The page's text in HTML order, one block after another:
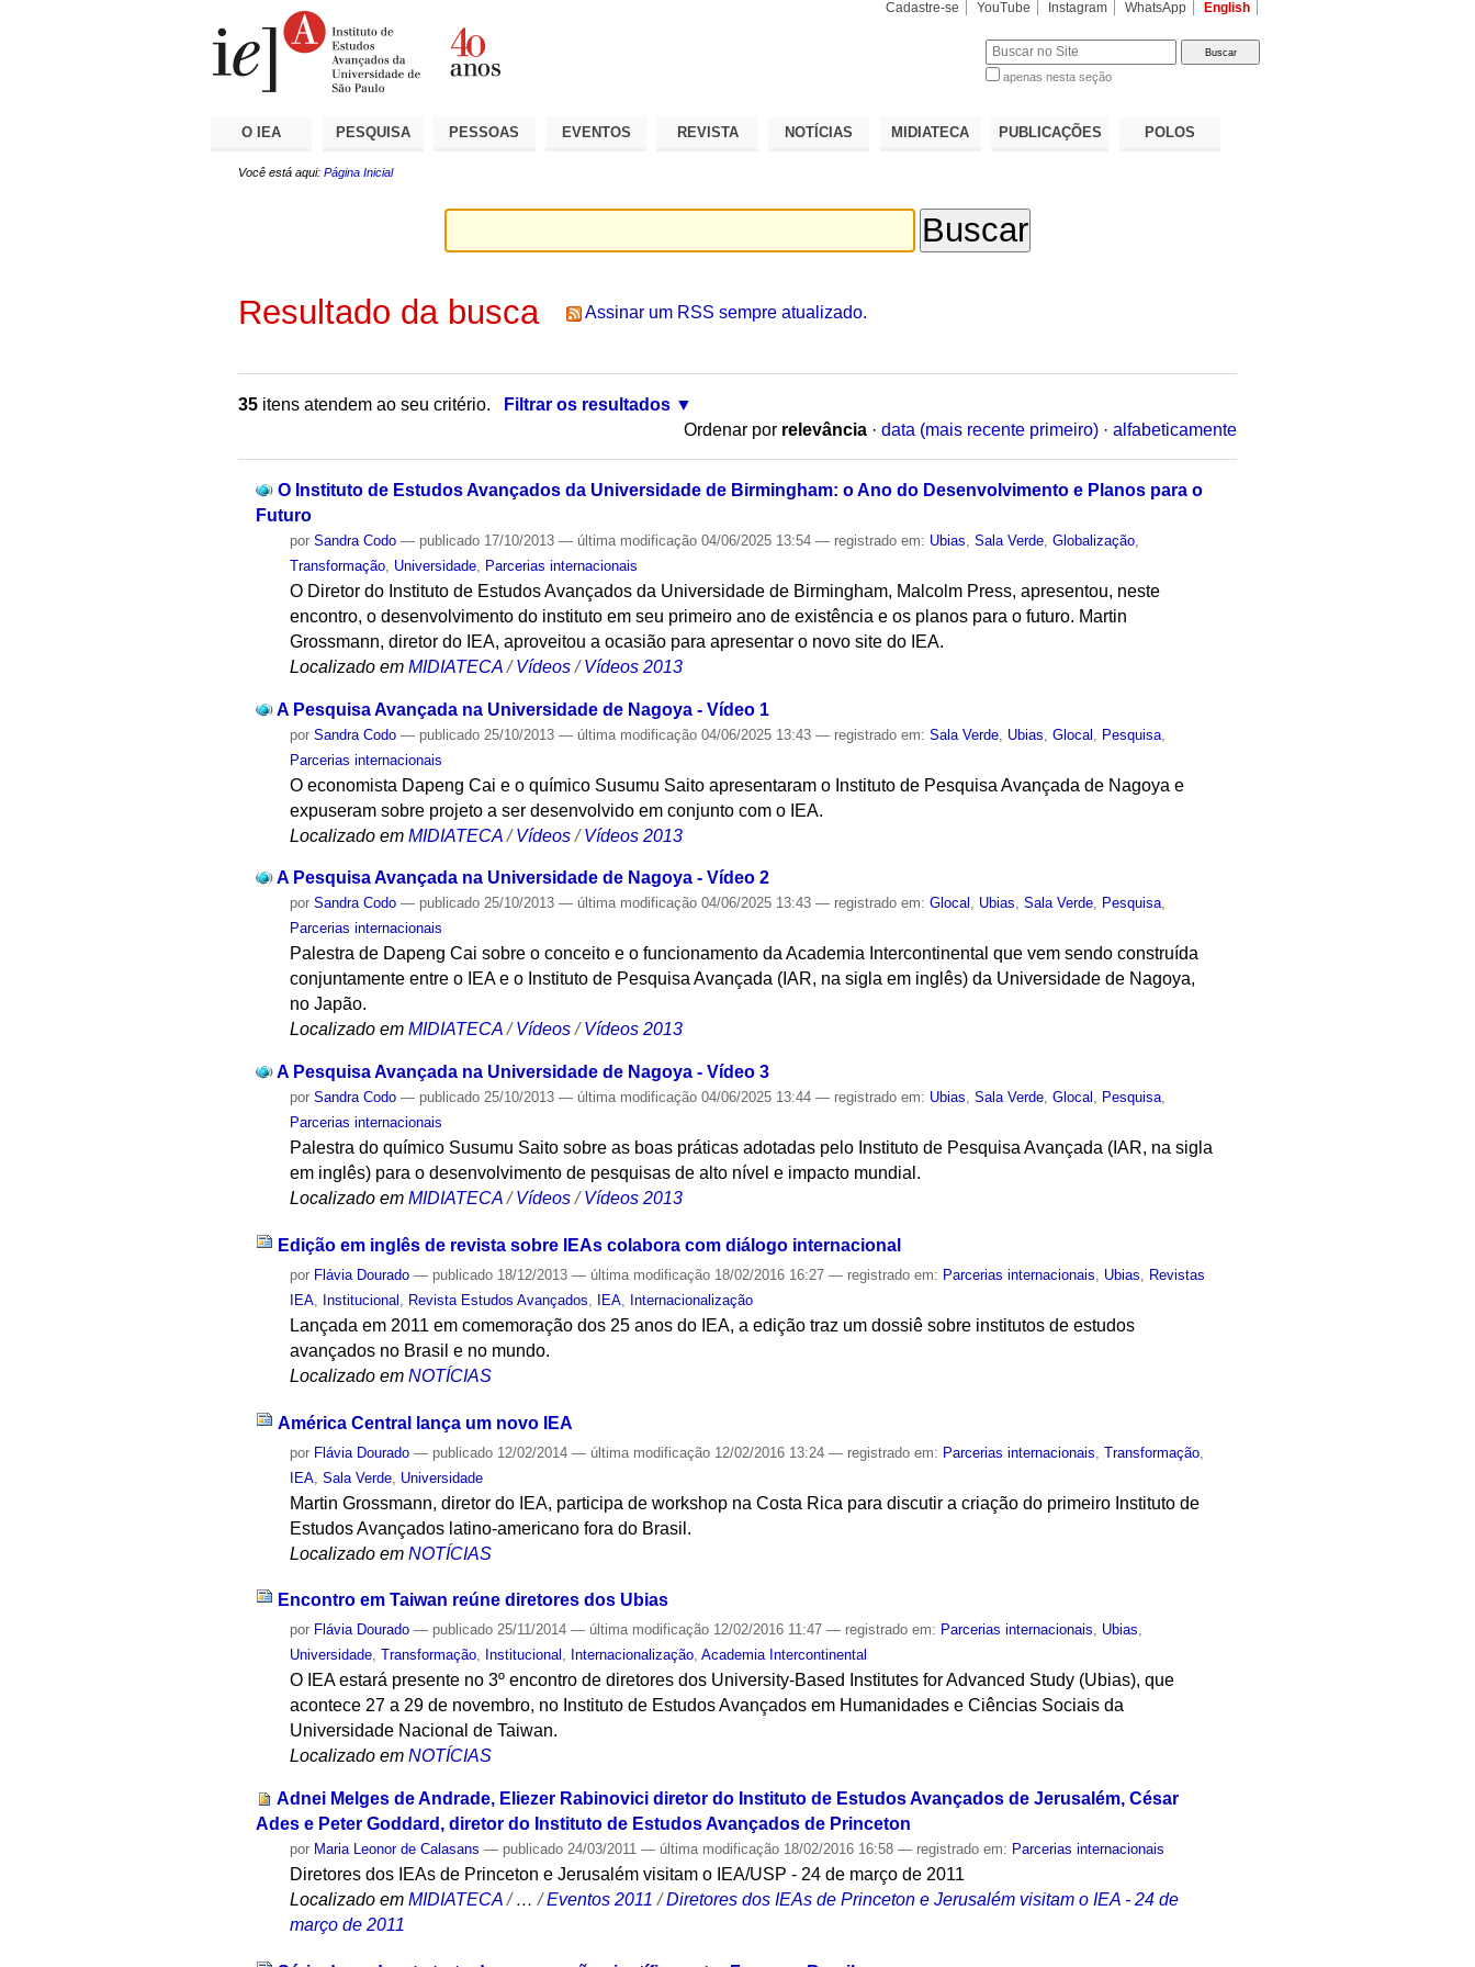
Cadastre-se YouTube Instagram WhatsApp English
apenas nesta seção
O IEA PESQUISA PESSOAS EVENTOS REVISTA NOTÍCIAS MIDIATECA PUBLICAÇÕES POLOS
Você está aqui: Página Inicial
Resultado da busca Assinar um RSS sempre atualizado.
35 itens atendem ao seu critério.
Filtrar os resultados
Ordenar por relevância · data (mais recente primeiro) · alfabeticamente
O Instituto de Estudos Avançados da Universidade de Birmingham: o Ano do Desenvolvimento e Planos para o
Futuro
porSandra Codo — publicado 17/10/2013— última modificação 04/06/2025 13:54— registrado em: Ubias ,Sala Verde ,Globalização
Transformação Universidade Parcerias internacionais
O Diretor do Instituto de Estudos Avançados da Universidade de Birmingham, Malcolm Press, apresentou, neste
encontro, o desenvolvimento do instituto em seu primeiro ano de existência e os planos para o futuro. Martin
Grossmann, diretor do IEA, aproveitou a ocasião para apresentar o novo site do IEA.
Localizado em MIDIATECA /Vídeos /Vídeos 2013
A Pesquisa Avançada na Universidade de Nagoya - Vídeo 1
porSandra Codo — publicado 25/10/2013— última modificação 04/06/2025 13:43— registrado em:Sala Verde Ubias ,Glocal Pesquisa
Parcerias internacionais
O economista Dapeng Cai e o químico Susumu Saito apresentaram o Instituto de Pesquisa Avançada de Nagoya e
expuseram sobre projeto a ser desenvolvido em conjunto com o IEA.
Localizado em MIDIATECA /Vídeos /Vídeos 2013
A Pesquisa Avançada na Universidade de Nagoya - Vídeo 2
porSandra Codo — publicado 25/10/2013— última modificação 04/06/2025 13:43— registrado em:Glocal , Ubias,Sala Verde, Pesquisa,
Parcerias internacionais
Palestra de Dapeng Cai sobre o conceito e o funcionamento da Academia Intercontinental que vem sendo construída
conjuntamente entre o IEA e o Instituto de Pesquisa Avançada (IAR, na sigla em inglês) da Universidade de Nagoya,
no Japão.
Localizado em MIDIATECA /Vídeos /Vídeos 2013
A Pesquisa Avançada na Universidade de Nagoya - Vídeo 3
porSandra Codo — publicado 25/10/2013— última modificação 04/06/2025 13:44— registrado em: Ubias,Sala Verde,Glocal , Pesquisa,
Parcerias internacionais
Palestra do químico Susumu Saito sobre as boas práticas adotadas pelo Instituto de Pesquisa Avançada (IAR, na sigla
em inglês) para o desenvolvimento de pesquisas de alto nível e impacto mundial.
Localizado em MIDIATECA /Vídeos /Vídeos 2013
Edição em inglês de revista sobre IEAs colabora com diálogo internacional
por Flávia Dourado — publicado 18/12/2013— última modificação 18/02/2016 16:27— registrado em: Parcerias internacionais Ubias
Revistas
IEA
Institucional Revista Estudos Avançados IEA Internacionalização
Lançada em 2011 em comemoração dos 25 anos do IEA, a edição traz um dossiê sobre institutos de estudos
avançados no Brasil e no mundo.
Localizado em NOTÍCIAS
América Central lança um novo IEA
por Flávia Dourado — publicado 12/02/2014— última modificação 12/02/2016 13:24— registrado em: Parcerias internacionais ,Transformação
IEA ,Sala Verde Universidade
Martin Grossmann, diretor do IEA, participa de workshop na Costa Rica para discutir a criação do primeiro Instituto de
Estudos Avançados latino-americano fora do Brasil.
Localizado em NOTÍCIAS
Encontro em Taiwan reúne diretores dos Ubias
por Flávia Dourado — publicado 25/11/2014— última modificação 12/02/2016 11:47— registrado em: Parcerias internacionais, Ubias,
Universidade,Transformação, Institucional , Internacionalização,Academia Intercontinental
O IEA estará presente no 3º encontro de diretores dos University-Based Institutes for Advanced Study (Ubias), que
acontece 27 a 29 de novembro, no Instituto de Estudos Avançados em Humanidades e Ciências Sociais da
Universidade Nacional de Taiwan.
Localizado em NOTÍCIAS
Adnei Melges de Andrade, Eliezer Rabinovici diretor do Instituto de Estudos Avançados de Jerusalém, César
Ades e Peter Goddard, diretor do Instituto de Estudos Avançados de Princeton
por Maria Leonor de Calasans — publicado 24/03/2011— última modificação 18/02/2016 16:58— registrado em: Parcerias internacionais
Diretores dos IEAs de Princeton e Jerusalém visitam o IEA/USP - 24 de março de 2011
Localizado em MIDIATECA /…/Eventos 2011 /Diretores dos IEAs de Princeton e Jerusalém visitam o IEA - 24 de
março de 2011